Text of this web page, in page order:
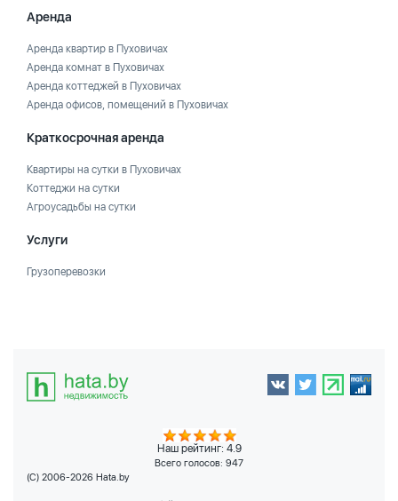
Аренда
Аренда квартир в Пуховичах
Аренда комнат в Пуховичах
Аренда коттеджей в Пуховичах
Аренда офисов, помещений в Пуховичах
Краткосрочная аренда
Квартиры на сутки в Пуховичах
Коттеджи на сутки
Агроусадьбы на сутки
Услуги
Грузоперевозки
Наш рейтинг: 4.9
Всего голосов: 947
(C) 2006-2026 Hata.by